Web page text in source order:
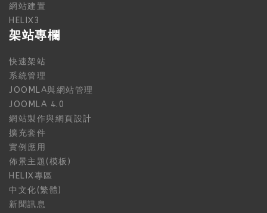
網站建置
HELIX3
架站專欄
快速架站
系統管理
JOOMLA與網站管理
JOOMLA 4.0
網站製作與網頁設計
擴充套件
實例應用
佈景主題(模板)
HELIX專區
中文化(繁體)
新聞訊息